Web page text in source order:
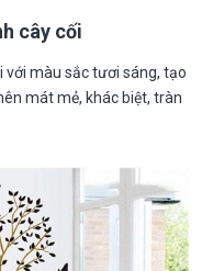
cây cối
với màu sắc tươi sáng, tạo
mát mẻ, khác biệt, tràn